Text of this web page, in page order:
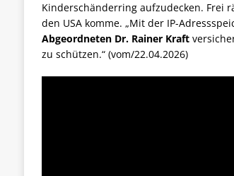
Kinderschänderring aufzudecken. Frei
den USA komme. „Mit derIP-
Abgeordneten Dr. Rainer Kraft
zu schützen.“ (vom/22.04.2026)